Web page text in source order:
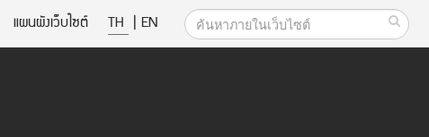
แผนผังเว็บไซต์ TH | EN